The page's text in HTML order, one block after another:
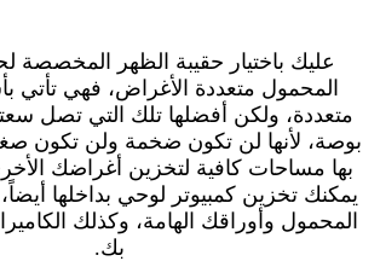
عليك باختيار حقيبة الظهر المخصصة
المحمول متعددة الأغراض، فهي تأتي
بوصة، لأنها لن تكون ضخمة ولن تكون
بها مساحات كافية لتخزين أغراضك
يمكنك تخزين كمبيوتر لوحي بداخلها أيضاً،
المحمول وأوراقك الهامة، وكذلك
بك.